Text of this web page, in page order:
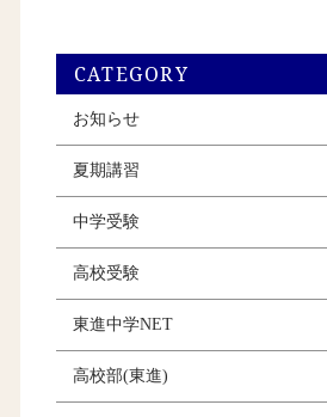
CATEGORY
お知らせ
夏期講習
中学受験
高校受験
東進中学NET
高校部(東進)